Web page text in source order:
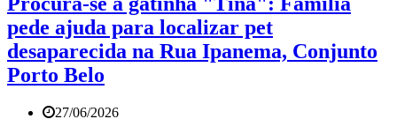
pede ajuda para localizar pet
desaparecida na Rua Ipanema, Conjunto
Porto Belo
27/06/2026